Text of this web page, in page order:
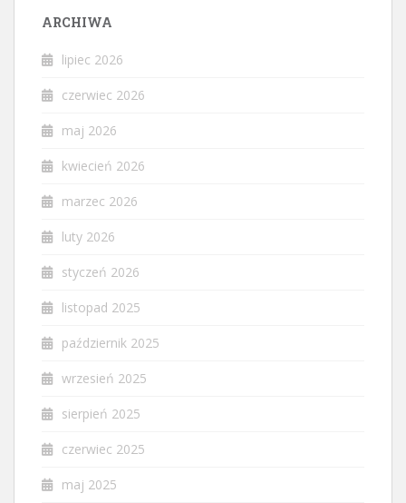
ARCHIWA
lipiec 2026
czerwiec 2026
maj 2026
kwiecień 2026
marzec 2026
luty 2026
styczeń 2026
listopad 2025
październik 2025
wrzesień 2025
sierpień 2025
czerwiec 2025
maj 2025